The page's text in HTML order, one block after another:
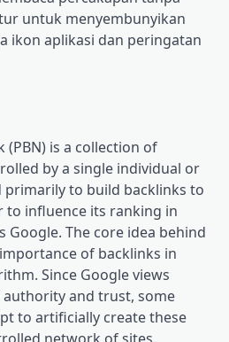
untuk menyembunyikan
ikon aplikasi dan peringatan
(PBN) is a collection of
by a single individual or
primarily to build backlinks to
to influence its ranking in
Google. The core idea behind
of backlinks in
Since Google views
authority and trust, some
to artificially create these